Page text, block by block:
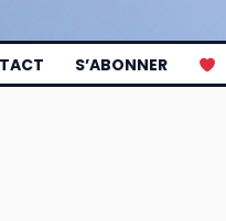
S’ABONNER